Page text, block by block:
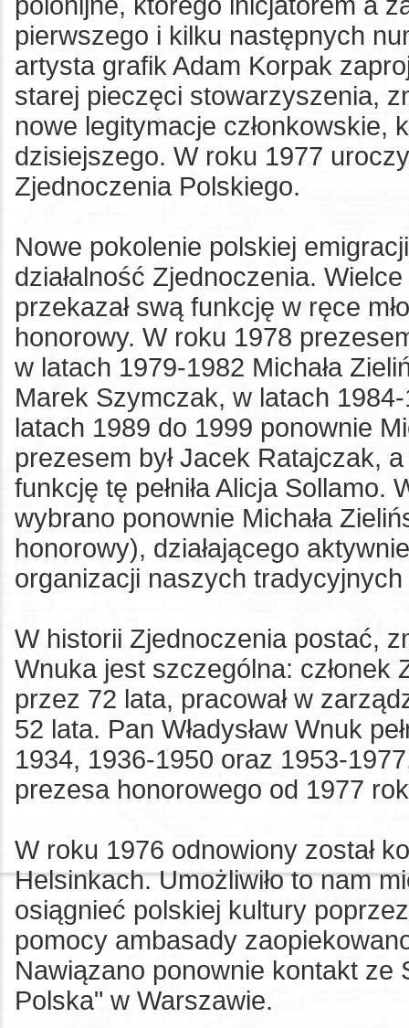
pierwszego i kilku następnych
artysta grafik Adam Korpak
starej pieczęci stowarzyszenia,
nowe legitymacje członkowskie,
dzisiejszego. W roku 1977
Zjednoczenia Polskiego.
Nowe pokolenie polskiej
działalność Zjednoczenia. Wielce
przekazał swą funkcję w ręce
honorowy. W roku 1978
w latach 1979-1982 Michała
Marek Szymczak, w latach
latach 1989 do 1999 ponownie
prezesem był Jacek Ratajczak,
funkcję tę pełniła Alicja
wybrano ponownie Michała
honorowy), działającego
organizacji naszych
W historii Zjednoczenia postać,
Wnuka jest szczególna:
przez 72 lata, pracował w
52 lata. Pan Władysław Wnuk
1934, 1936-1950 oraz 1953-
prezesa honorowego od 1977
W roku 1976 odnowiony został
Helsinkach. Umożliwiło to nam
osiągnieć polskiej kultury
pomocy ambasady
Nawiązano ponownie kontakt ze
Polska" w Warszawie.